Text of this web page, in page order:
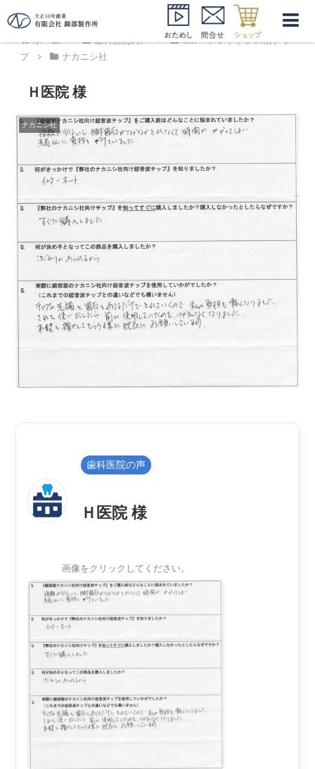
ホーム 歯科医院の声
SRP・メンテナンス用チッ
プ
ナカニシ社
Ｈ医院 様
ナカニシ社
歯科医院の声
Ｈ医院 様
画像をクリックしてください。